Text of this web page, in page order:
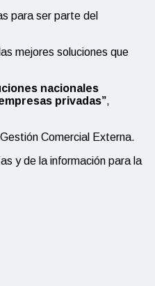
para ser parte del
mejores soluciones que
nacionales
privadas”,
Comercial Externa.
y de la información para la